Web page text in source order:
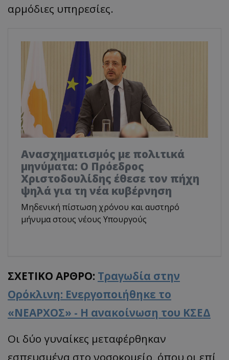
αρμόδιες υπηρεσίες.
Ανασχηματισμός με πολιτικά
μηνύματα: Ο Πρόεδρος
Χριστοδουλίδης έθεσε τον πήχη
ψηλά για τη νέα κυβέρνηση
Μηδενική πίστωση χρόνου και αυστηρό
μήνυμα στους νέους Υπουργούς
ΣΧΕΤΙΚΟ ΑΡΘΡΟ: Τραγωδία στην
Ορόκλινη: Ενεργοποιήθηκε το
«ΝΕΑΡΧΟΣ» - Η ανακοίνωση του ΚΣΕΔ
Οι δύο γυναίκες μεταφέρθηκαν
εσπευσμένα στο νοσοκομείο, όπου οι επί